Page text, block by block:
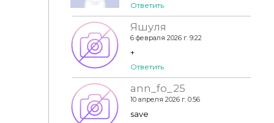
Ответить
Яшуля
6 февраля 2026 г. 9:22
+
Ответить
ann_fo_25
10 апреля 2026 г. 0:56
save